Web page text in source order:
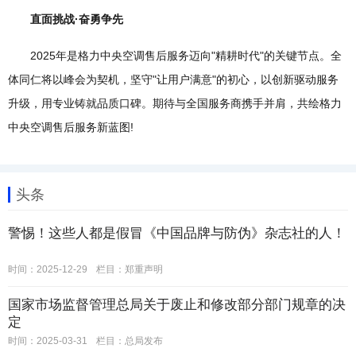
直面挑战·奋勇争先
2025年是格力中央空调售后服务迈向"精耕时代"的关键节点。全
体同仁将以峰会为契机，坚守"让用户满意"的初心，以创新驱动服务
升级，用专业铸就品质口碑。期待与全国服务商携手并肩，共绘格力
中央空调售后服务新蓝图!
头条
警惕！这些人都是假冒《中国品牌与防伪》杂志社的人！
时间：2025-12-29 栏目： 郑重声明
国家市场监督管理总局关于废止和修改部分部门规章的决
定
时间：2025-03-31 栏目： 总局发布